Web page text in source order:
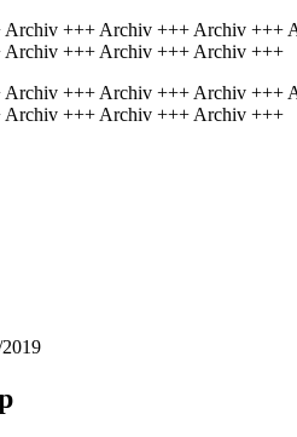
+++ Archiv +++ Archiv
+++ Archiv +++ Archiv +++
+++ Archiv +++ Archiv
+++ Archiv +++ Archiv +++